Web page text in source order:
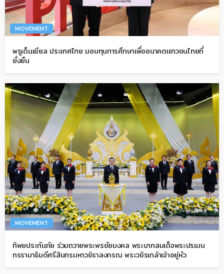
MOVEMENT
พรูเด็นเชียล ประเทศไทย มอบทุนการศึกษาเพื่ออนาคตเยาวชนไทยที่
ยั่งยืน
MOVEMENT
ทิพยประกันภัย ร่วมถวายพระพรชัยมงคล พระบาทสมเด็จพระปรเมน
ทรรามาธิบดีศรีสินทรมหาวชิราลงกรณ พระวชิรเกล้าเจ้าอยู่หัว